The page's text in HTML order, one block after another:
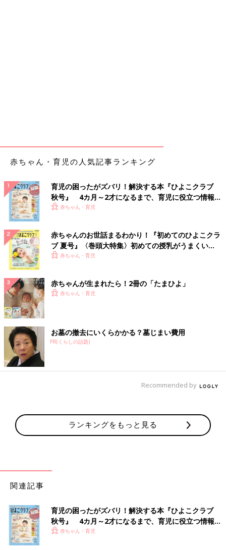
赤ちゃん・育児の人気記事ランキング
育児の困ったがズバリ！解決する本『ひよこクラブ
秋号』 4カ月～2才になるまで、育児に役立つ情報が
いっぱい！
赤ちゃん・育児
赤ちゃんのお世話まるわかり！『初めてのひよこクラ
ブ 夏号』〈巻頭大特集〉初めての授乳がうまくい
く！ おっぱい・ミルクの基本と夏のトラブル 解決テ
赤ちゃん・育児
赤ちゃんが生まれたら！2冊の「たまひよ」
赤ちゃん・育児
お墓の撤去にいくらかかる？墓じまい費用
PR(くらしの話題)
Recommended by
ランキングをもっと見る
関連記事
育児の困ったがズバリ！解決する本『ひよこクラブ
秋号』 4カ月～2才になるまで、育児に役立つ情報が
いっぱい！
赤ちゃん・育児